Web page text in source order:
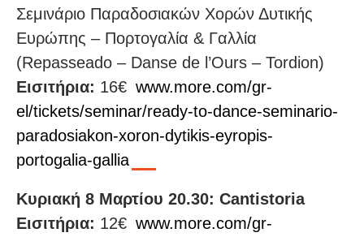
Σεμινάριο Παραδοσιακών Χορών Δυτικής
Ευρώπης – Πορτογαλία & Γαλλία
(Repasseado – Danse de l’Ours – Tordion)
Εισιτήρια: 16€ www.more.com/gr-
el/tickets/seminar/ready-to-dance-seminario-
paradosiakon-xoron-dytikis-eyropis-
portogalia-gallia
Κυριακή 8 Μαρτίου 20.30: Cantistoria
Εισιτήρια: 12€ www.more.com/gr-